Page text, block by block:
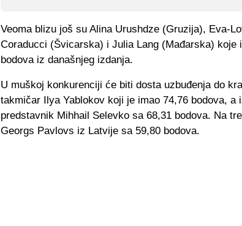
Veoma blizu još su Alina Urushdze (Gruzija), Eva-
Coraducci (Švicarska) i Julia Lang (Mađarska) koje
bodova iz današnjeg izdanja.
U muškoj konkurenciji će biti dosta uzbuđenja do
takmičar Ilya Yablokov koji je imao 74,76 bodova, a
predstavnik Mihhail Selevko sa 68,31 bodova. Na
Georgs Pavlovs iz Latvije sa 59,80 bodova.